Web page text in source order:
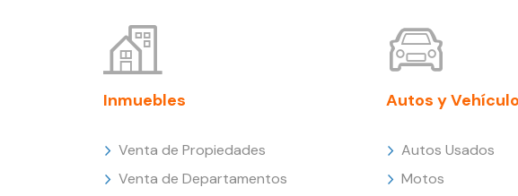
Inmuebles
Venta de Propiedades
Venta de Departamentos
Autos y
Autos Usados
Motos